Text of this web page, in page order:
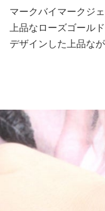
マークバイマークジ
上品なローズゴール
デザインした上品な